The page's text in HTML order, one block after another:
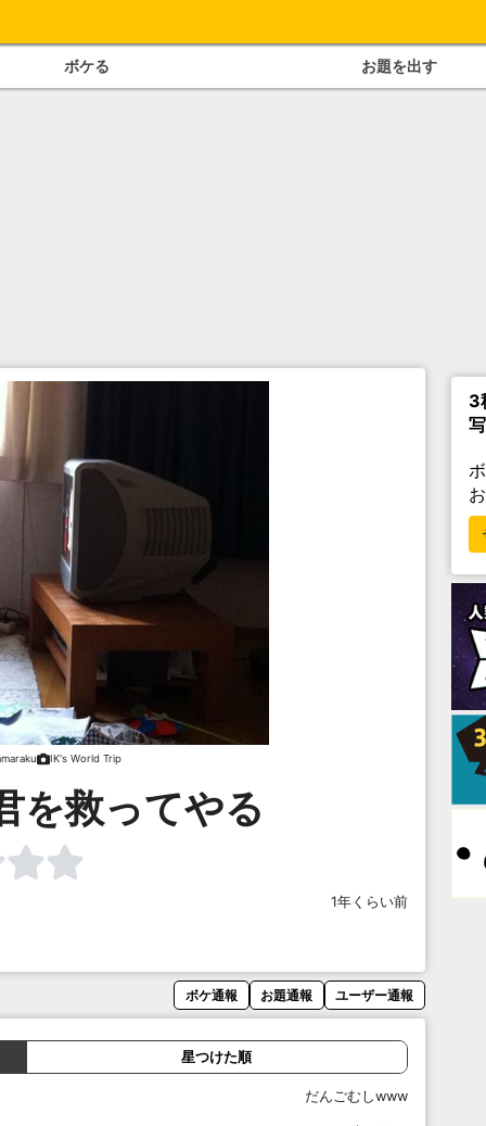
ボケる お題を出す
IK's World Trip
を救ってやる
1年くらい前
ボケ通報 お題通報 ユーザー通報
星つけた順
だんごむしwww
3